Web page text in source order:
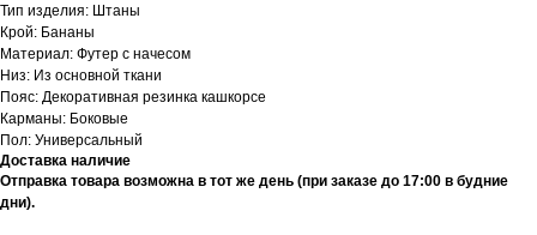
Тип изделия: Штаны
Крой: Бананы
Материал: Футер с начесом
Низ: Из основной ткани
Пояс: Декоративная резинка кашкорсе
Карманы: Боковые
Пол: Универсальный
Доставка наличие
Отправка товара возможна в тот же день (при заказе до 17:00 в будние
дни).